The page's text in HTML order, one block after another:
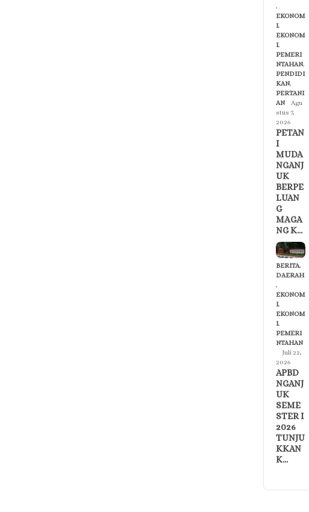
,
EKONOM
I,
EKONOM
I,
PEMERI
NTAHAN,
PENDIDI
KAN,
PERTANI
AN
Agu
stus 7,
2026
PETAN
I
MUDA
NGANJ
UK
BERPE
LUAN
G
MAGA
NG K…
BERITA,
DAERAH
,
EKONOM
I,
EKONOM
I,
PEMERI
NTAHAN
Juli 22,
2026
APBD
NGANJ
UK
SEME
STER I
2026
TUNJU
KKAN
K…